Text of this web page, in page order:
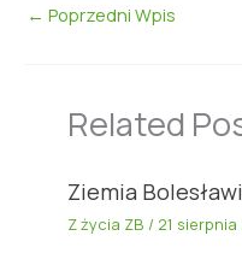
← Poprzedni Wpis
Related
Ziemia
Z życia ZB / 21 sierpnia